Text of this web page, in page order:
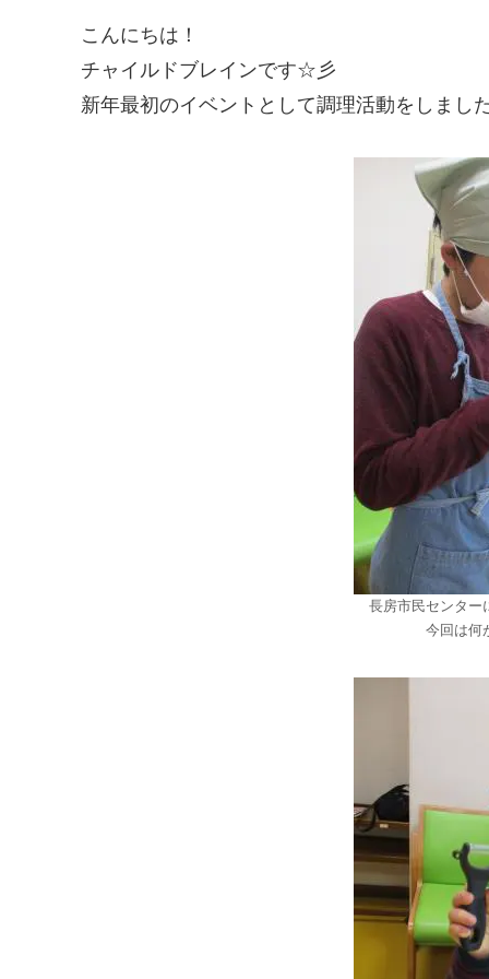
こんにちは！
チャイルドブレインです☆彡
新年最初のイベントとして調理活動をしまし
長房市民センター
今回は何